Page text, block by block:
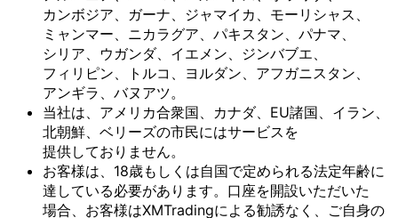
カンボジア、 ガーナ、 ジャマイカ、 モーリシャス、
ミャンマー、 ニカラグア、 パキスタン、 パナマ、
シリア、 ウガンダ、 イエメン、 ジンバブエ、
フィリピン、
トルコ、 ヨルダン、 アフガニスタン、
アンギラ、 バヌアツ。
当社は、 アメリカ合衆国、 カナダ、 EU諸国、 イラン、
北朝鮮、 ベリーズの市民にはサービスを
提供しておりません。
お客様は、 18歳も しくは自国で定められる法定年齢に
達している必要があります。 口座を開設いただいた
場合、 お客様はXMTradingによる勧誘なく、 ご自身の